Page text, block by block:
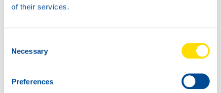
of their services.
Selection
Necessary
Preferences
Nous sommes considérés comme responsables du
personnelles et les moyens mis en œuvre. Les articles
2.3.3 à 2.3.4 sont uniquement applicables lorsque nous
traitement des données.